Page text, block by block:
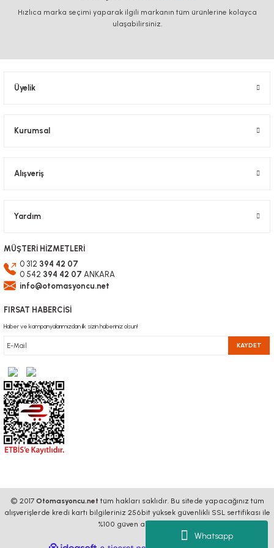
Whatsapp
Ürün açıklamasında eksik bilgiler bulunuyor.
Ürün fiyatı diğer sitelerden daha pahalı.
Hızlıca marka seçimi yaparak ilgili markanın tüm ürünlerine kolayca
ulaşabilirsiniz.
Üyelik
Kurumsal
Alışveriş
Yardım
MÜŞTERİ HİZMETLERİ
0 312 394 42 07
0 542 394 42 07 ANKARA
info@otomasyoncu.net
FIRSAT HABERCİSİ
Haber ve kampanyalarımızdan ilk sizin haberiniz olsun!
KAYDET
© 2017 Otomasyoncu.net tüm hakları saklıdır. Bu sitede yapacağınız tüm
alışverişlerde kredi kartı bilgileriniz 256bit yüksek güvenlikli SSL sertifikası ile
%100 güven altındadır.